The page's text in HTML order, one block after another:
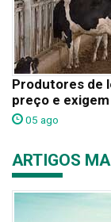
Produtores de
preço e
05 ago
ARTIGOS